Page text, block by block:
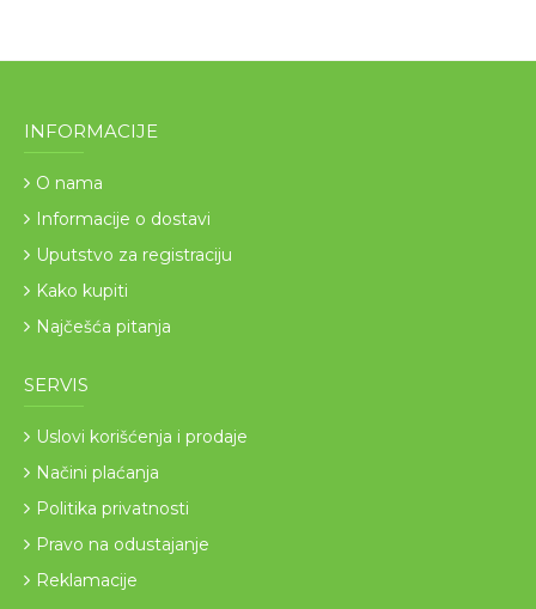
INFORMACIJE
O nama
Informacije o dostavi
Uputstvo za registraciju
Kako kupiti
Najčešća pitanja
SERVIS
Uslovi korišćenja i prodaje
Načini plaćanja
Politika privatnosti
Pravo na odustajanje
Reklamacije